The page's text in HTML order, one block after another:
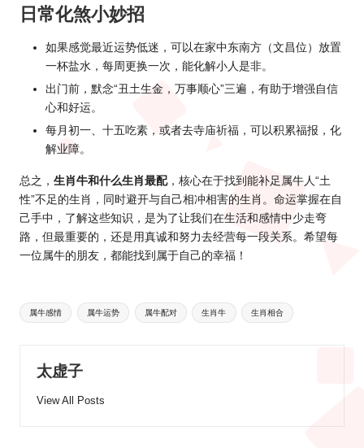
日常化煞小妙招
如果感觉最近运势低迷，可以在家中东南方（文昌位）放置
一杯盐水，每周更换一次，能化解小人是非。
出门前，默念“丑土生金，万事顺心”三遍，有助于增强自信
心和好运。
每月初一、十五吃素，或者去寺庙祈福，可以积累福报，化
解业障。
总之， 生肖牛和什么生肖最配，核心在于找到能补足属牛人“土
性”不足的生肖，同时避开与自己相冲相害的生肖。命运掌握在自
己手中，了解这些知识，是为了让我们在生活和感情中少走弯
路，但最重要的，还是用真诚和努力去经营每一段关系。希望每
一位属牛的朋友，都能找到属于自己的幸福！
Tags:
属牛感情 属牛运势 属牛配对 生肖牛 生肖相合
太虚子
View All Posts